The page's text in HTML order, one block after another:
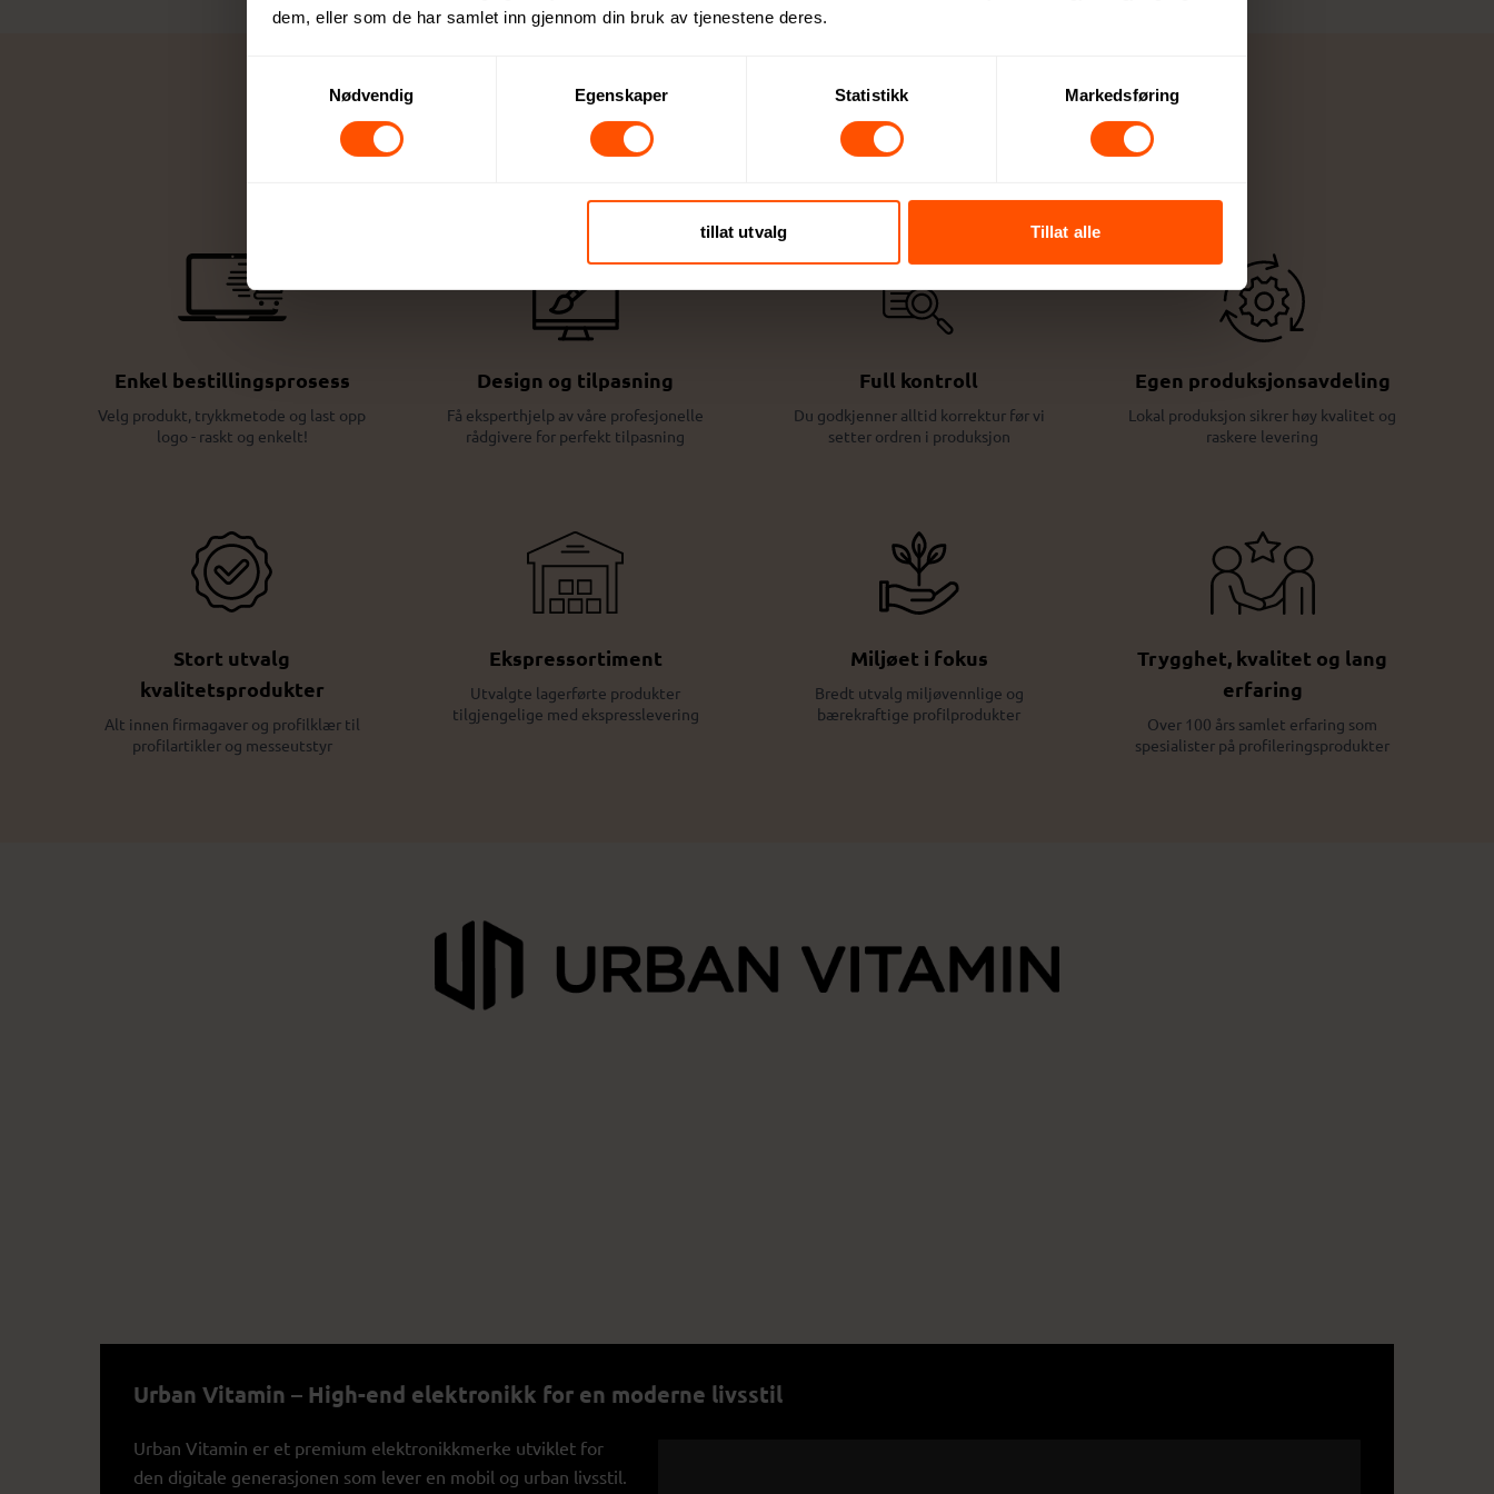
dem, eller som de har samlet inn gjennom din bruk av tjenestene deres.
Nødvendig
Egenskaper Statistikk Markedsføring
tillat utvalg Tillat alle
Dette kan du forvente:
Enkel bestillingsprosess
Velg produkt, trykkmetode og last opp
logo - raskt og enkelt!
Design og tilpasning
Få eksperthjelp av våre profesjonelle
rådgivere for perfekt tilpasning
Full kontroll
Du godkjenner alltid korrektur før vi
setter ordren i produksjon
Egen produksjonsavdeling
Lokal produksjon sikrer høy kvalitet og
raskere levering
Stort utvalg
kvalitetsprodukter
Alt innen firmagaver og profilklær til
profilartikler og messeutstyr
Ekspressortiment
Utvalgte lagerførte produkter
tilgjengelige med ekspresslevering
Miljøet i fokus
Bredt utvalg miljøvennlige og
bærekraftige profilprodukter
Trygghet, kvalitet og lang
erfaring
Over 100 års samlet erfaring som
spesialister på profileringsprodukter
Urban Vitamin – High-end elektronikk for en moderne livsstil
Urban Vitamin er et premium elektronikkmerke utviklet for
den digitale generasjonen som lever en mobil og urban livsstil.